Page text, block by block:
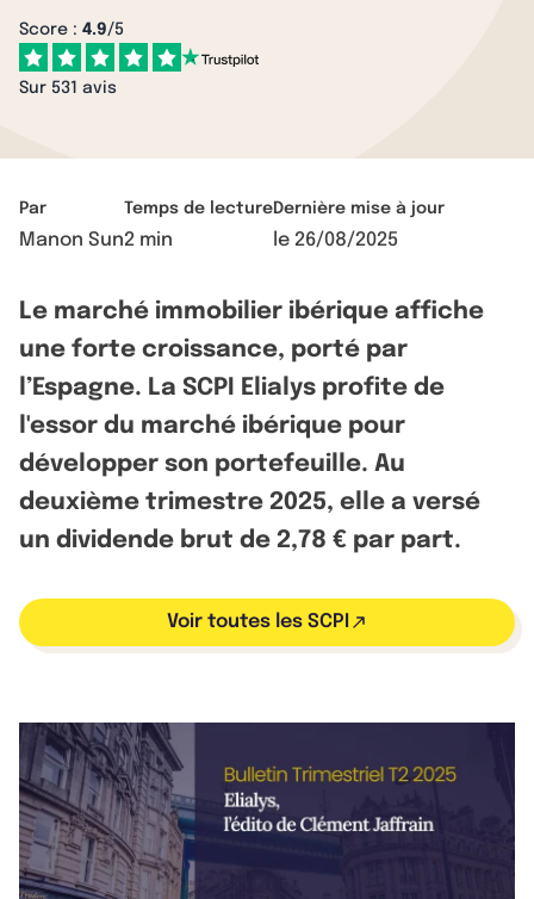
Score : 4.9/5
Sur 531 avis
Par
Manon Sun
Temps de lecture
2 min
Dernière mise à jour
le 26/08/2025
Le marché immobilier ibérique affiche
une forte croissance, porté par
l’Espagne. La SCPI Elialys profite de
l'essor du marché ibérique pour
développer son portefeuille. Au
deuxième trimestre 2025, elle a versé
un dividende brut de 2,78 € par part.
Voir toutes les SCPI